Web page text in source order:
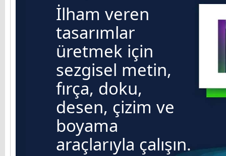
İlham veren
tasarımlar
üretmek için
sezgisel metin,
fırça, doku,
desen, çizim ve
boyama
araçlarıyla çalışın.